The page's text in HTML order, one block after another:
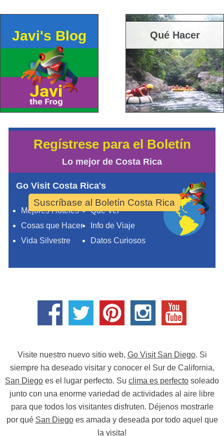
Javi's Blog Qué Hacer
Regístrese para el Boletín
Lo mejor de Costa Rica
Go Visit Costa Rica's
Mejores Hoteles
Qué Ver
Cosas que Hacer
Info de Viaje
Vida Silvestre
Datos Curiosos
Suscríbase al Boletín Costa Rica
Visite nuestro nuevo sitio web, Go Visit San Diego. Si
siempre ha deseado visitar y conocer el Sur de California,
San Diego es el lugar perfecto. Su clima es perfecto soleado
junto con una enorme variedad de actividades al aire libre
para que todos los visitantes disfruten. Déjenos mostrarle
por qué San Diegoes amada y deseada por todo aquel que
la visita!